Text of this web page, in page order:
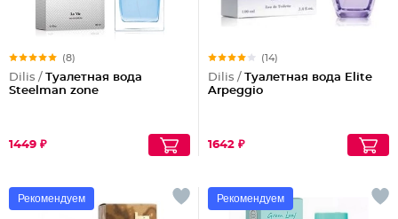
(8)
Dilis / Туалетная вода
Steelman zone
1449 ₽
(14)
Dilis / Туалетная вода Elite
Arpeggio
1642 ₽
Рекомендуем Рекомендуем